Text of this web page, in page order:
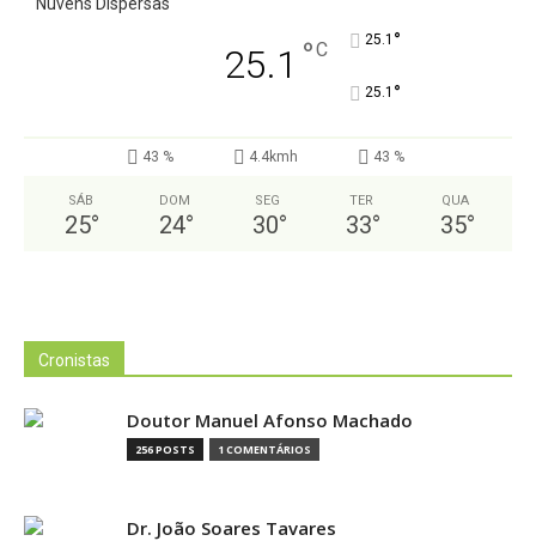
25.1 °C 25.1 °
25.1 °
43 % 4.4kmh 43 %
SÁB
25°
DOM
24°
SEG
30°
TER
33°
QUA
35°
Cronistas
Doutor Manuel Afonso Machado
256 POSTS 1 COMENTÁRIOS
Dr. João Soares Tavares